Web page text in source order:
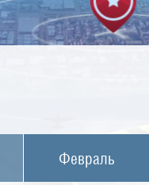
Февраль